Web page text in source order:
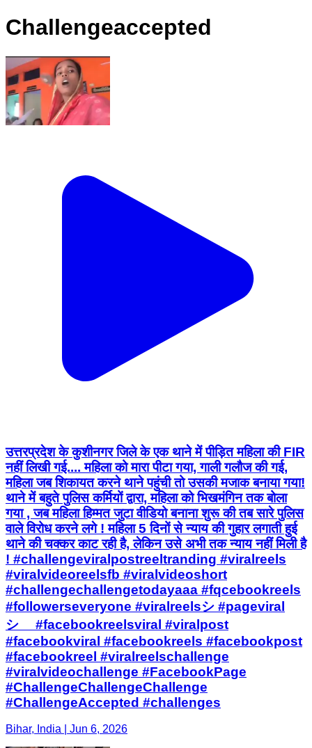
Challengeaccepted
उत्तरप्रदेश के कुशीनगर जिले के एक थाने में पीड़ित महिला की FIR
नहीं लिखी गई.... महिला को मारा पीटा गया, गाली गलौज की गई,
महिला जब शिकायत करने थाने पहुंची तो उसकी मजाक बनाया गया!
थाने में बहुते पुलिस कर्मियों द्वारा, महिला को भिखमंगिन तक बोला
गया , जब महिला हिम्मत जुटा वीडियो बनाना शुरू की तब सारे पुलिस
वाले विरोध करने लगे ! महिला 5 दिनों से न्याय की गुहार लगाती हुई
थाने की चक्कर काट रही है, लेकिन उसे अभी तक न्याय नहीं मिली है
! #challengeviralpostreeltranding #viralreels
#viralvideoreelsfb #viralvideoshort
#challengechallengetodayaaa #fqcebookreels
#followerseveryone #viralreelsシ #pageviral
シ゚ #facebookreelsviral #viralpost
#facebookviral #facebookreels #facebookpost
#facebookreel #viralreelschallenge
#viralvideochallenge #FacebookPage
#ChallengeChallengeChallenge
#ChallengeAccepted #challenges
Bihar, India | Jun 6, 2026